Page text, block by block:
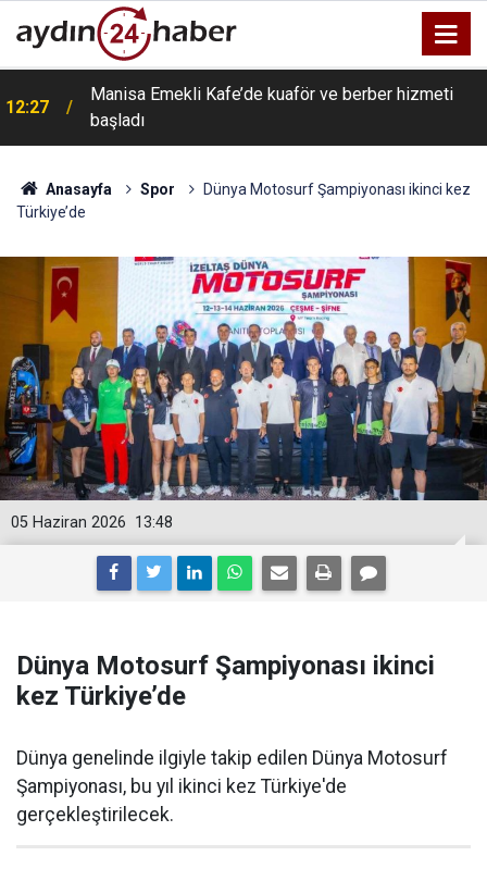
12:27
Manisa Emekli Kafe’de kuaför ve berber hizmeti
başladı
Anasayfa Spor
Dünya Motosurf Şampiyonası ikinci kez
Türkiye’de
13:48
05 Haziran 2026
Dünya Motosurf Şampiyonası ikinci
kez Türkiye’de
Dünya genelinde ilgiyle takip edilen Dünya Motosurf
Şampiyonası, bu yıl ikinci kez Türkiye'de
gerçekleştirilecek.